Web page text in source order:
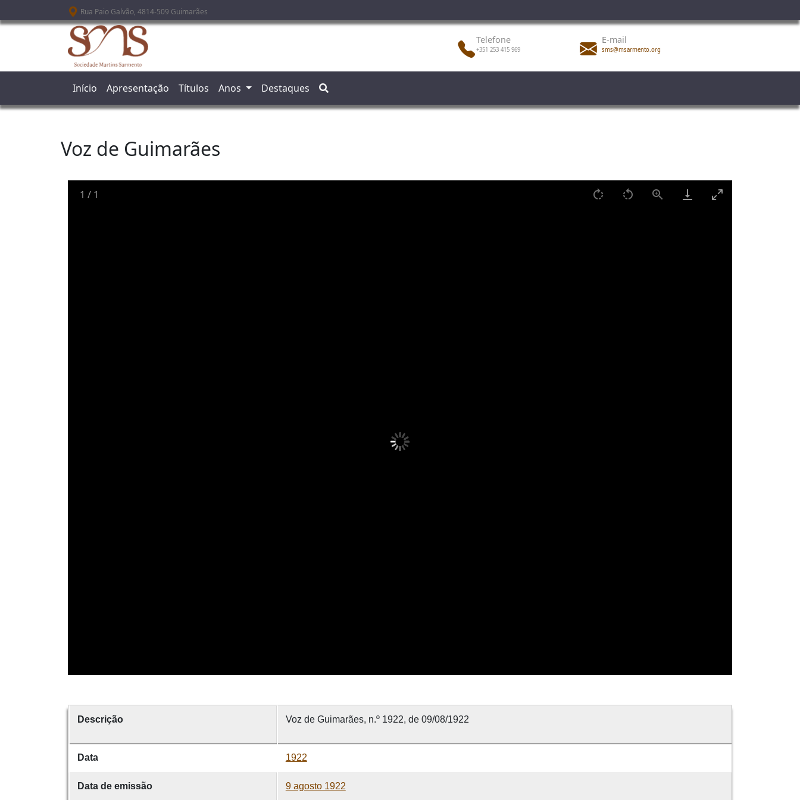
Passar para o conteúdo principal
Rua Paio Galvão, 4814-509 Guimarães
Telefone
+351 253 415 969
E-mail
sms@msarmento.org
Início Apresentação Títulos Anos Destaques
Voz de Guimarães
1 / 1
Descrição Voz de Guimarães, n.º 1922, de 09/08/1922
Data 1922
Data de emissão 9 agosto 1922